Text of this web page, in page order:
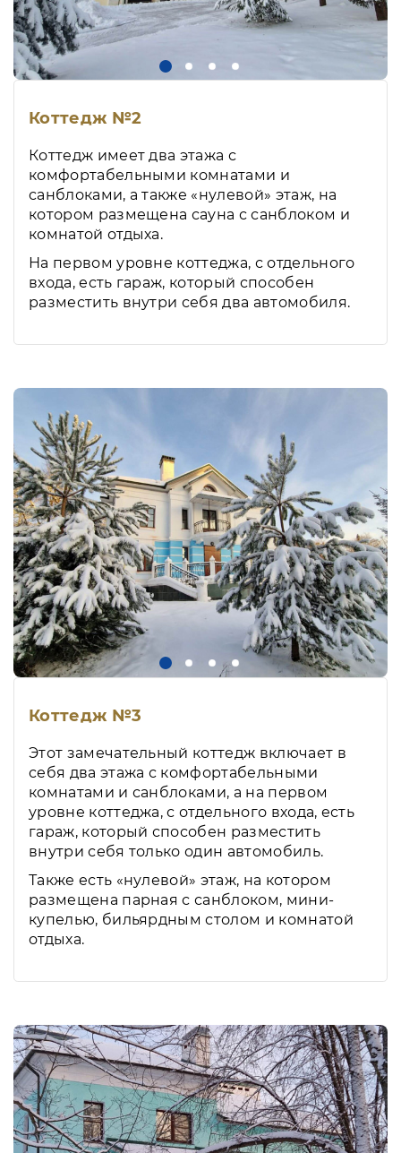
Коттедж №2
Коттедж имеет два этажа с
комфортабельными комнатами и
санблоками, а также «нулевой» этаж, на
котором размещена сауна с санблоком и
комнатой отдыха.
На первом уровне коттеджа, с отдельного
входа, есть гараж, который способен
разместить внутри себя два автомобиля.
Коттедж №3
Этот замечательный коттедж включает в
себя два этажа с комфортабельными
комнатами и санблоками, а на первом
уровне коттеджа, с отдельного входа, есть
гараж, который способен разместить
внутри себя только один автомобиль.
Также есть «нулевой» этаж, на котором
размещена парная с санблоком, мини-
купелью, бильярдным столом и комнатой
отдыха.